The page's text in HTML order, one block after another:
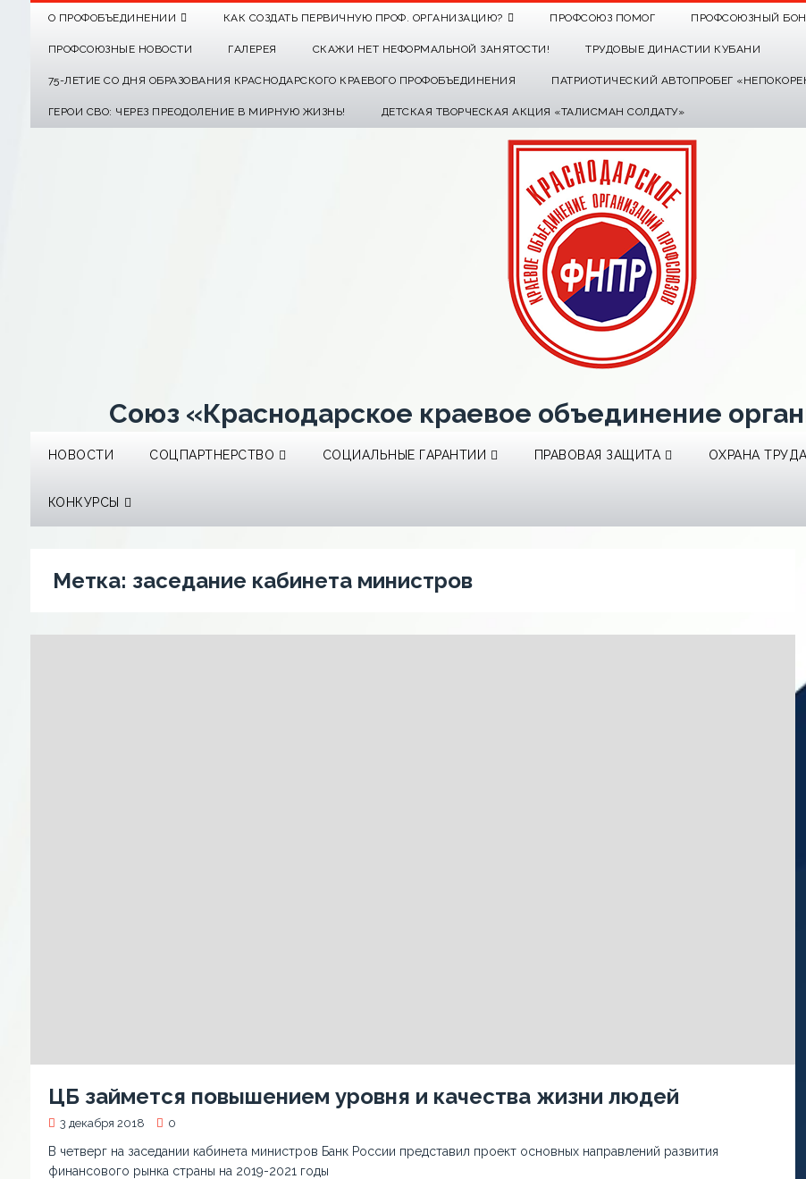
О ПРОФОБЪЕДИНЕНИИ КАК СОЗДАТЬ ПЕРВИЧНУЮ ПРОФ. ОРГАНИЗАЦИЮ? ПРОФСОЮЗ ПОМОГ ПРОФСОЮЗНЫЙ
ПРОФСОЮЗНЫЕ НОВОСТИ ГАЛЕРЕЯ СКАЖИ НЕТ НЕФОРМАЛЬНОЙ ЗАНЯТОСТИ! ТРУДОВЫЕ ДИНАСТИИ КУБАНИ
75-ЛЕТИЕ СО ДНЯ ОБРАЗОВАНИЯ КРАСНОДАРСКОГО КРАЕВОГО ПРОФОБЪЕДИНЕНИЯ ПАТРИОТИЧЕСКИЙ АВТОПРОБЕГ
ГЕРОИ СВО: ЧЕРЕЗ ПРЕОДОЛЕНИЕ В МИРНУЮ ЖИЗНЬ! ДЕТСКАЯ ТВОРЧЕСКАЯ АКЦИЯ «ТАЛИСМАН СОЛДАТУ»
Союз «Краснодарское краевое объединение
НОВОСТИ СОЦПАРТНЕРСТВО СОЦИАЛЬНЫЕ ГАРАНТИИ ПРАВОВАЯ ЗАЩИТА ОХРАНА ТРУДА
КОНКУРСЫ
Метка: заседание кабинета министров
ЦБ займется повышением уровня и качества жизни людей
3 декабря 2018 0
В четверг на заседании кабинета министров Банк России представил проект основных направлений развития
финансового рынка страны на 2019-2021 годы